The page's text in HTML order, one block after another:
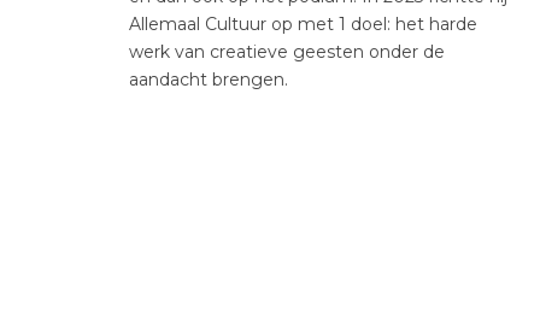
Allemaal Cultuur op met 1 doel: het harde
werk van creatieve geesten onder de
aandacht brengen.